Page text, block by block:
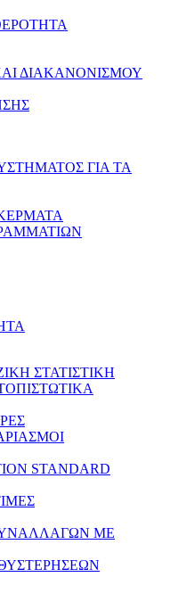
ΔΙΑΚΑΝΟΝΙΣΜΟΥ
ΓΙΑ ΤΑ
ΣΤΑΤΙΣΤΙΚΗ
STANDARD
ΜΕ